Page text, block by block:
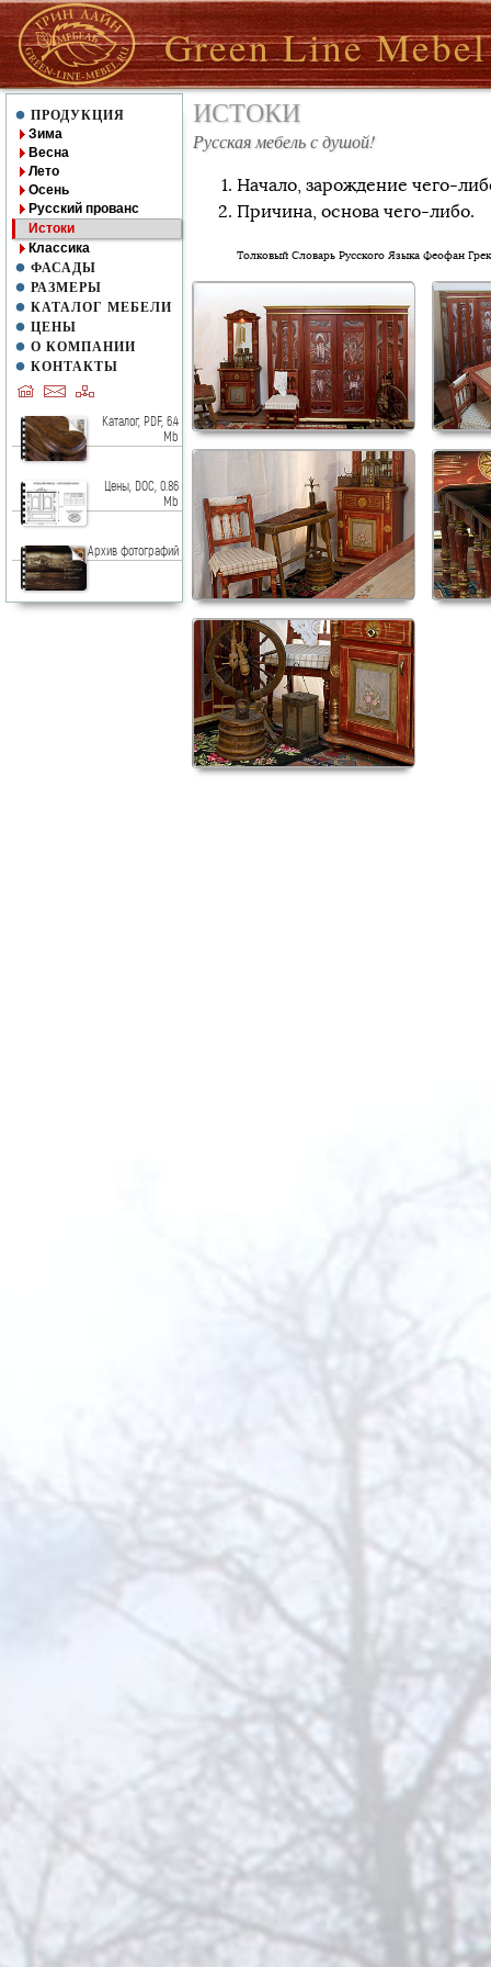
ИСТОКИ
Русская мебель с душой!
Начало, зарождение чего-
Причина, основа чего-либо.
Толковый Словарь Русского Языка Феофан
Green Line Mebel
ПРОДУКЦИЯ
Зима
Весна
Лето
Осень
Русский прованс
Истоки
Классика
ФАСАДЫ
РАЗМЕРЫ
КАТАЛОГ МЕБЕЛИ
ЦЕНЫ
О КОМПАНИИ
КОНТАКТЫ
Каталог, PDF, 6.4
Mb
Цены, DOC, 0.86
Mb
Архив фотографий